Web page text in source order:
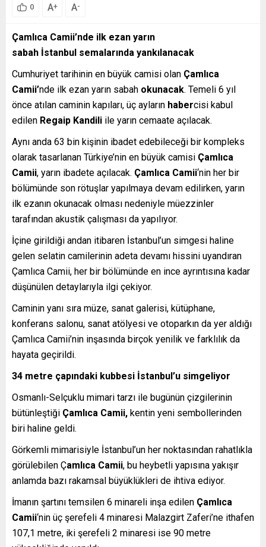
0 A+ A-
Çamlıca Camii’nde ilk ezan yarın
sabah İstanbul semalarında yankılanacak
Cumhuriyet tarihinin en büyük camisi olan Çamlıca
Camii’nde ilk ezan yarın sabah okunacak. Temeli 6 yıl
önce atılan caminin kapıları, üç ayların habercisi kabul
edilen Regaip Kandili ile yarın cemaate açılacak.
Aynı anda 63 bin kişinin ibadet edebileceği bir kompleks
olarak tasarlanan Türkiye’nin en büyük camisi Çamlıca
Camii, yarın ibadete açılacak. Çamlıca Camii‘nin her bir
bölümünde son rötuşlar yapılmaya devam edilirken, yarın
ilk ezanın okunacak olması nedeniyle müezzinler
tarafından akustik çalışması da yapılıyor.
İçine girildiği andan itibaren İstanbul’un simgesi haline
gelen selatin camilerinin adeta devamı hissini uyandıran
Çamlıca Camii, her bir bölümünde en ince ayrıntısına kadar
düşünülen detaylarıyla ilgi çekiyor.
Caminin yanı sıra müze, sanat galerisi, kütüphane,
konferans salonu, sanat atölyesi ve otoparkın da yer aldığı
Çamlıca Camii’nin inşasında birçok yenilik ve farklılık da
hayata geçirildi.
34 metre çapındaki kubbesi İstanbul’u simgeliyor
Osmanlı-Selçuklu mimari tarzı ile bugünün çizgilerinin
bütünleştiği Çamlıca Camii, kentin yeni sembollerinden
biri haline geldi.
Görkemli mimarisiyle İstanbul’un her noktasından rahatlıkla
görülebilen Çamlıca Camii, bu heybetli yapısına yakışır
anlamda bazı rakamsal büyüklükleri de ihtiva ediyor.
İmanın şartını temsilen 6 minareli inşa edilen Çamlıca
Camii‘nin üç şerefeli 4 minaresi Malazgirt Zaferi’ne ithafen
107,1 metre, iki şerefeli 2 minaresi ise 90 metre